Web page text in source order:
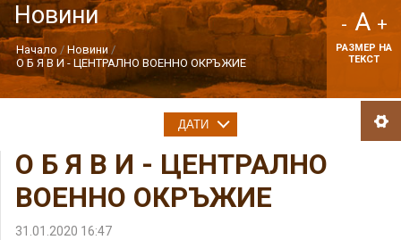
Новини
Начало
Новини
О Б Я В И - ЦЕНТРАЛНО ВОЕННО ОКРЪЖИЕ
- A +
РАЗМЕР НА
ТЕКСТ
О Б Я В И - ЦЕНТРАЛНО
ВОЕННО ОКРЪЖИЕ
31.01.2020 16:47
ДАТИ